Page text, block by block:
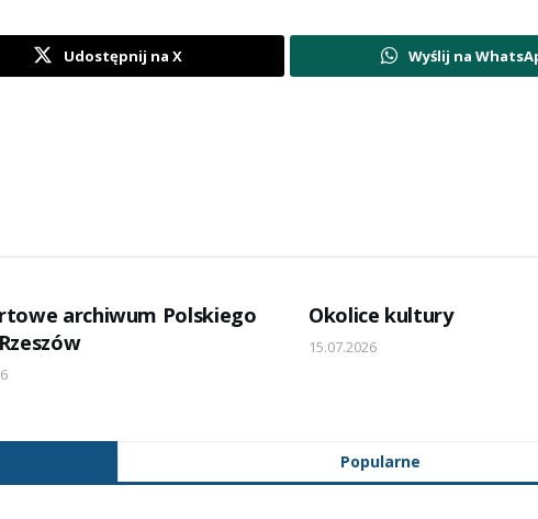
Udostępnij na X Wyślij na
archiwum Polskiego
Okolice kultury
15.07.2026
Popularne